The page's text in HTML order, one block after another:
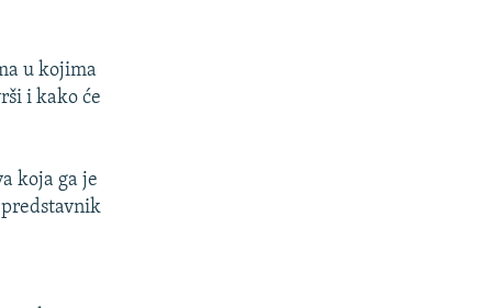
u kojima
i kako će
koja ga je